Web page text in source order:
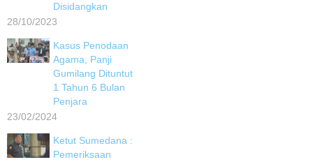
Disidangkan
28/10/2023
Kasus Penodaan
Agama, Panji
Gumilang Dituntut
1 Tahun 6 Bulan
Penjara
23/02/2024
Ketut Sumedana :
Pemeriksaan